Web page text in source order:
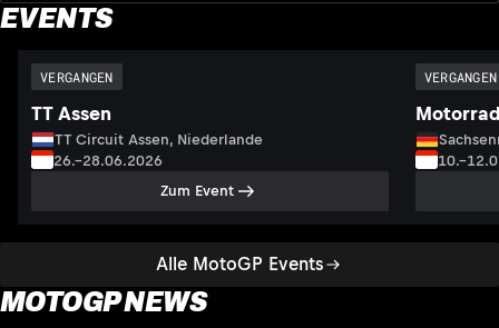
EVENTS
Alle MotoGP Events
VERGANGEN
TT Assen
TT Circuit Assen, Niederlande
26.–28.06.2026
Zum Event
VERGANGEN
MOTOGP NEWS